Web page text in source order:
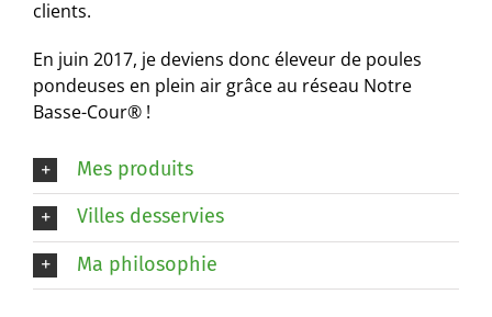
clients.
En juin 2017, je deviens donc éleveur de poules
pondeuses en plein air grâce au réseau Notre
Basse-Cour® !
Mes produits
Villes desservies
Ma philosophie